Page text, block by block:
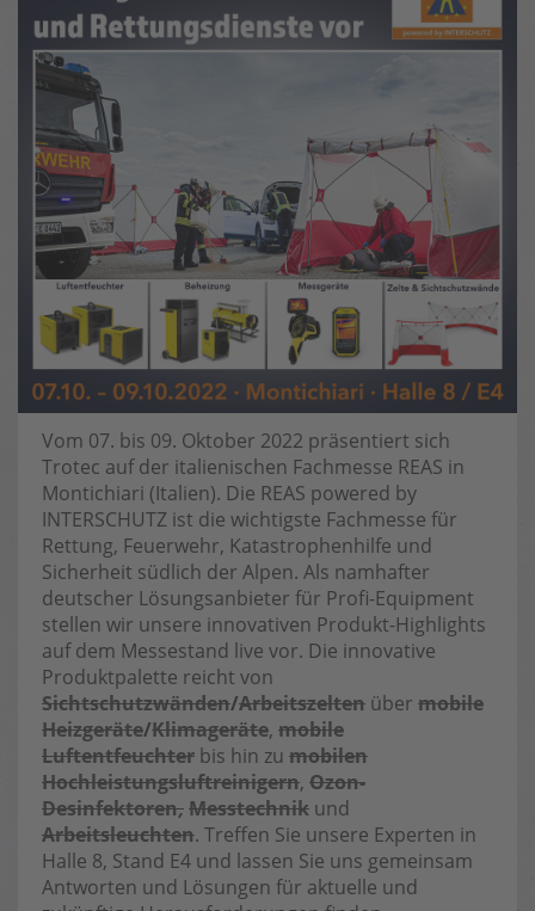
Vom 07. bis 09. Oktober 2022 präsentiert sich
Trotec auf der italienischen Fachmesse REAS in
Montichiari (Italien). Die REAS powered by
INTERSCHUTZ ist die wichtigste Fachmesse für
Rettung, Feuerwehr, Katastrophenhilfe und
Sicherheit südlich der Alpen. Als namhafter
deutscher Lösungsanbieter für Profi-Equipment
stellen wir unsere innovativen Produkt-Highlights
auf dem Messestand live vor. Die innovative
Produktpalette reicht von
Sichtschutzwänden/Arbeitszelten über mobile
Heizgeräte/Klimageräte, mobile
Luftentfeuchter bis hin zu mobilen
Hochleistungsluftreinigern, Ozon-
Desinfektoren,Messtechnik und
Arbeitsleuchten. Treffen Sie unsere Experten in
Halle 8, Stand E4 und lassen Sie uns gemeinsam
Antworten und Lösungen für aktuelle und